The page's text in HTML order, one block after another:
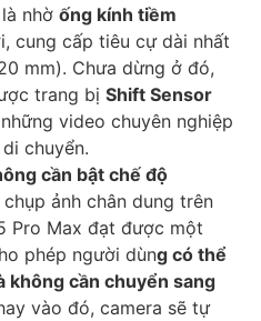
nhờ ống kính tiềm
cung cấp tiêu cự dài nhất
mm). Chưa dừng ở đó,
trang bị Shift Sensor
video chuyên nghiệp
chuyển.
cần bật chế độ
chụp ảnh chân dung trên
Pro Max đạt được một
phép người dùng có thể
không cần chuyển sang
vào đó, camera sẽ tự